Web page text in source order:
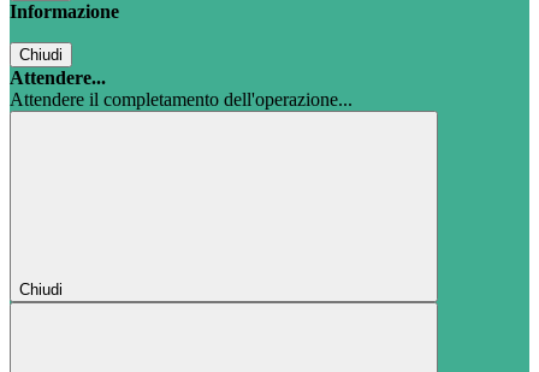
Informazione
Chiudi
Attendere...
Attendere il completamento dell'operazione...
Chiudi